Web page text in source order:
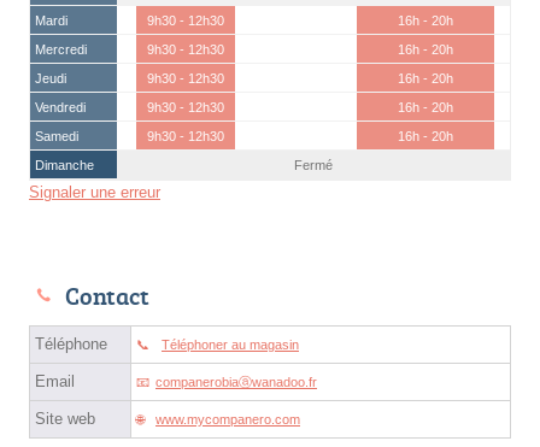
Mardi
9h30 - 12h30
16h - 20h
Mercredi
9h30 - 12h30
16h - 20h
Jeudi
9h30 - 12h30
16h - 20h
Vendredi
9h30 - 12h30
16h - 20h
Samedi
9h30 - 12h30
16h - 20h
Dimanche
Fermé
Signaler une erreur
Contact
Téléphone Téléphoner au magasin
Email companerobiaⓐwanadoo.fr
Site web www.mycompanero.com